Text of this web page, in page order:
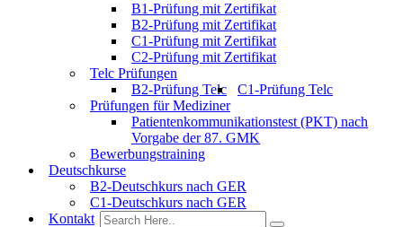
B1-Prüfung mit Zertifikat
B2-Prüfung mit Zertifikat
C1-Prüfung mit Zertifikat
C2-Prüfung mit Zertifikat
Telc Prüfungen
B2-Prüfung Telc
C1-Prüfung Telc
Prüfungen für Mediziner
Patientenkommunikationstest (PKT) nach
Vorgabe der 87. GMK
Bewerbungstraining
Deutschkurse
B2-Deutschkurs nach GER
C1-Deutschkurs nach GER
Kontakt